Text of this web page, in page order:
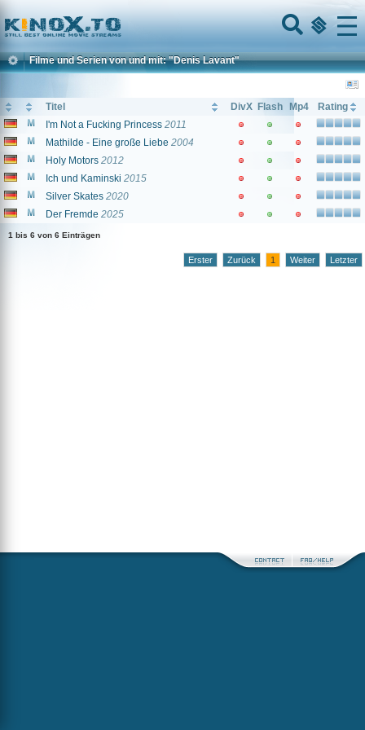
Home
Menu
Filme und Serien von und mit: "Denis Lavant"
Titel DivX Flash Mp4
Rating
I'm Not a Fucking Princess 2011
Mathilde - Eine große Liebe 2004
Holy Motors 2012
Ich und Kaminski 2015
Silver Skates 2020
Der Fremde 2025
1 bis 6 von 6 Einträgen
Erster Zurück 1 Weiter Letzter